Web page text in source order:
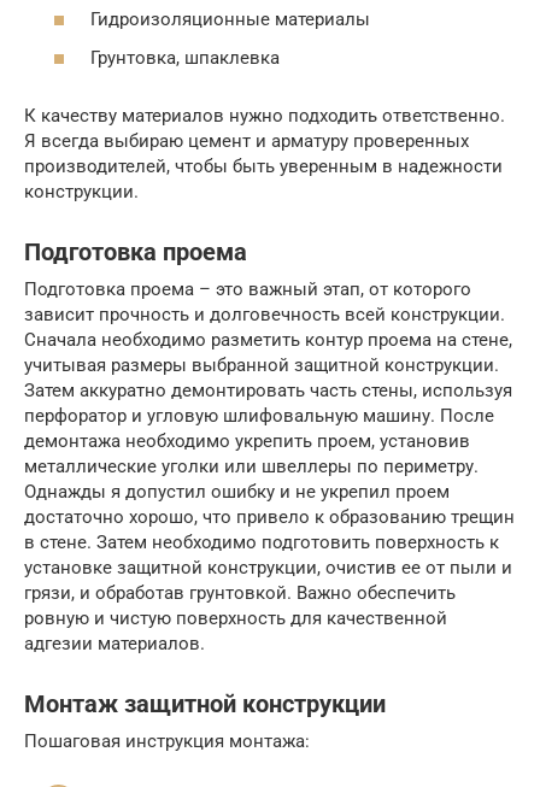
Гидроизоляционные материалы
Грунтовка, шпаклевка
К качеству материалов нужно подходить ответственно.
Я всегда выбираю цемент и арматуру проверенных
производителей, чтобы быть уверенным в надежности
конструкции.
Подготовка проема
Подготовка проема – это важный этап, от которого
зависит прочность и долговечность всей конструкции.
Сначала необходимо разметить контур проема на стене,
учитывая размеры выбранной защитной конструкции.
Затем аккуратно демонтировать часть стены, используя
перфоратор и угловую шлифовальную машину. После
демонтажа необходимо укрепить проем, установив
металлические уголки или швеллеры по периметру.
Однажды я допустил ошибку и не укрепил проем
достаточно хорошо, что привело к образованию трещин
в стене. Затем необходимо подготовить поверхность к
установке защитной конструкции, очистив ее от пыли и
грязи, и обработав грунтовкой. Важно обеспечить
ровную и чистую поверхность для качественной
адгезии материалов.
Монтаж защитной конструкции
Пошаговая инструкция монтажа: